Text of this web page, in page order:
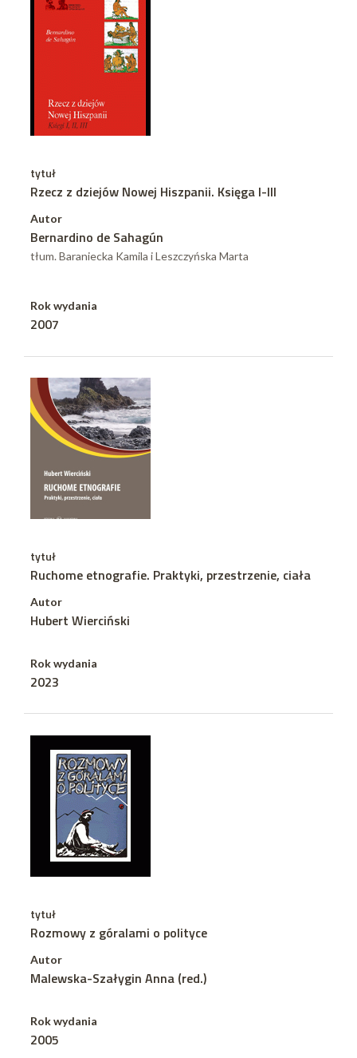
tytuł
Rzecz z dziejów Nowej Hiszpanii. Księga I-III
Autor
Bernardino de Sahagún
tłum. Baraniecka Kamila i Leszczyńska Marta
Rok wydania
2007
tytuł
Ruchome etnografie. Praktyki, przestrzenie, ciała
Autor
Hubert Wierciński
Rok wydania
2023
tytuł
Rozmowy z góralami o polityce
Autor
Malewska-Szałygin Anna (red.)
Rok wydania
2005